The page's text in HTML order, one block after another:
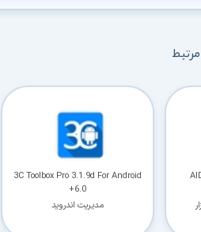
3C Toolbox Pro 3.1.9d For Android
+6.0
مدیریت اندروید
✓